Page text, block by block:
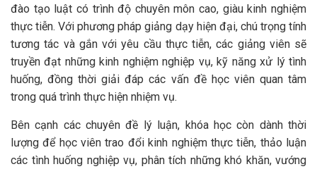
đào tạo luật có trình độ chuyên môn cao, giàu kinh nghiệm
thực tiễn. Với phương pháp giảng dạy hiện đại, chú trọng tính
tương tác và gắn với yêu cầu thực tiễn, các giảng viên sẽ
truyền đạt những kinh nghiệm nghiệp vụ, kỹ năng xử lý tình
huống, đồng thời giải đáp các vấn đề học viên quan tâm
trong quá trình thực hiện nhiệm vụ.
Bên cạnh các chuyên đề lý luận, khóa học còn dành thời
lượng để học viên trao đổi kinh nghiệm thực tiễn, thảo luận
các tình huống nghiệp vụ, phân tích những khó khăn, vướng